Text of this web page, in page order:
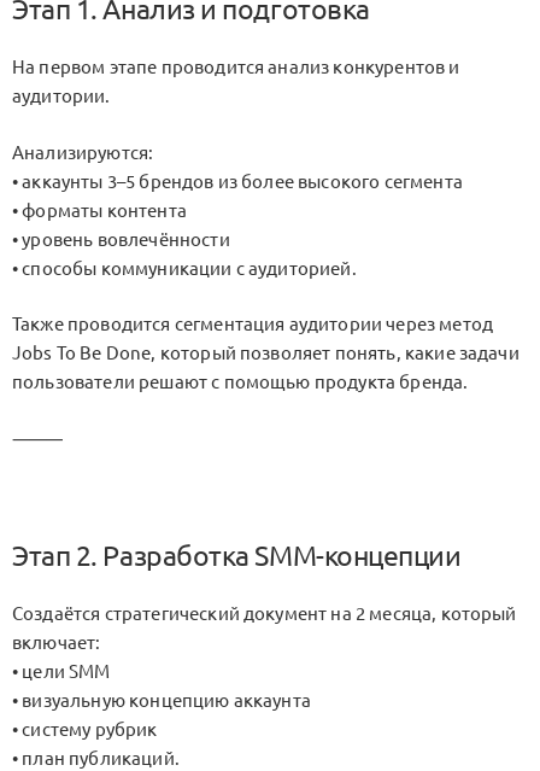
Этап 1. Анализ и подготовка
На первом этапе проводится анализ конкурентов и
аудитории.
Анализируются:
• аккаунты 3–5 брендов из более высокого сегмента
• форматы контента
• уровень вовлечённости
• способы коммуникации с аудиторией.
Также проводится сегментация аудитории через метод
Jobs To Be Done, который позволяет понять, какие задачи
пользователи решают с помощью продукта бренда.
⸻
Этап 2. Разработка SMM-концепции
Создаётся стратегический документ на 2 месяца, который
включает:
• цели SMM
• визуальную концепцию аккаунта
• систему рубрик
• план публикаций.